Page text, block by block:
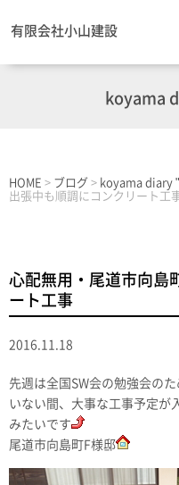
有限会社小山建設
koyama
HOME > ブログ > koyama diary
出張中も順調にコンクリート工
心配無用・尾道市向島
ート工事
2016.11.18
先週は全国SW会の勉強会の
いない間、大事な工事予定が
みたいです
尾道市向島町F様邸